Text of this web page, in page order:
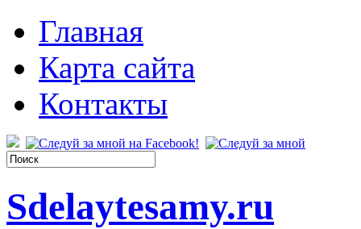
Главная
Карта сайта
Контакты
Sdelaytesamy.ru